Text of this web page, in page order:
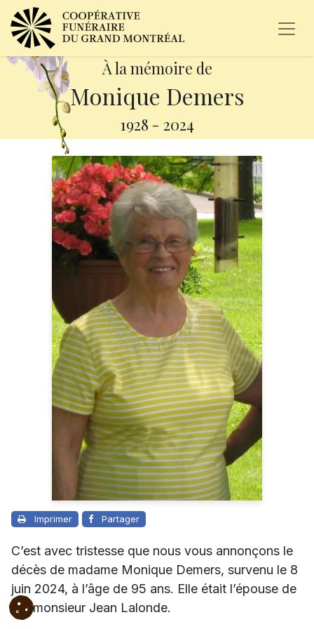
À la mémoire de
Monique Demers
1928 - 2024
Imprimer Partager
C’est avec tristesse que nous vous annonçons le
décès de madame Monique Demers, survenu le 8
juin 2024, à l’âge de 95 ans. Elle était l’épouse de
feu monsieur Jean Lalonde.